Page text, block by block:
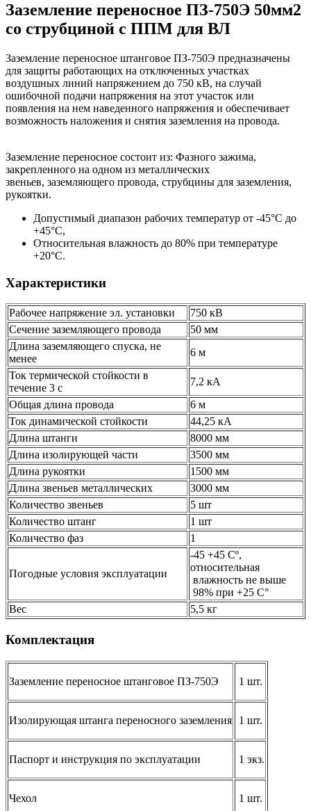
Заземление переносное ПЗ-750Э 50мм2
со струбциной с ППМ для ВЛ
Заземление переносное штанговое ПЗ-750Э предназначены
для защиты работающих на отключенных участках
воздушных линий напряжением до 750 кВ, на случай
ошибочной подачи напряжения на этот участок или
появления на нем наведенного напряжения и обеспечивает
возможность наложения и снятия заземления на провода.
Заземление переносное состоит из: Фазного зажима,
закрепленного на одном из металлических
звеньев, заземляющего провода, струбцины для заземления,
рукоятки.
Допустимый диапазон рабочих температур от -45°С до
+45°С,
Относительная влажность до 80% при температуре
+20°С.
Характеристики
Рабочее напряжение эл. установки
750 кВ
Сечение заземляющего провода
50 мм
Длина заземляющего спуска, не
менее
6 м
Ток термической стойкости в
течение 3 с
7,2 кА
Общая длина провода
6 м
Ток динамической стойкости
44,25 кА
Длина штанги
8000 мм
Длина изолирующей части
3500 мм
Длина рукоятки
1500 мм
Длина звеньев металлических
3000 мм
Количество звеньев
5 шт
Количество штанг
1 шт
Количество фаз
1
Погодные условия эксплуатации
-45 +45 Сº,
относительная
влажность не выше
98% при +25 С°
Вес
5,5 кг
Комплектация
Заземление переносное штанговое ПЗ-750Э 1 шт.
Изолирующая штанга переносного заземления 1 шт.
Паспорт и инструкция по эксплуатации 1 экз.
Чехол 1 шт.